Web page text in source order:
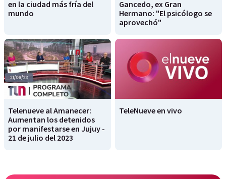
en la ciudad más fría del
mundo
Gancedo, ex Gran
Hermano: "El psicólogo se
aprovechó"
Telenueve al Amanecer:
Aumentan los detenidos
por manifestarse en Jujuy -
21 de julio del 2023
TeleNueve en vivo